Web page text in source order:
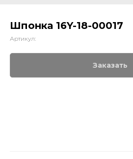
Шпонка 16Y-18-00017
Артикул:
Заказать